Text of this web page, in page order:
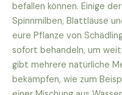
befallen können. Einige
Spinnmilben, Blattläuse
eure Pflanze von
sofort behandeln, um
gibt mehrere natürliche
bekämpfen, wie zum